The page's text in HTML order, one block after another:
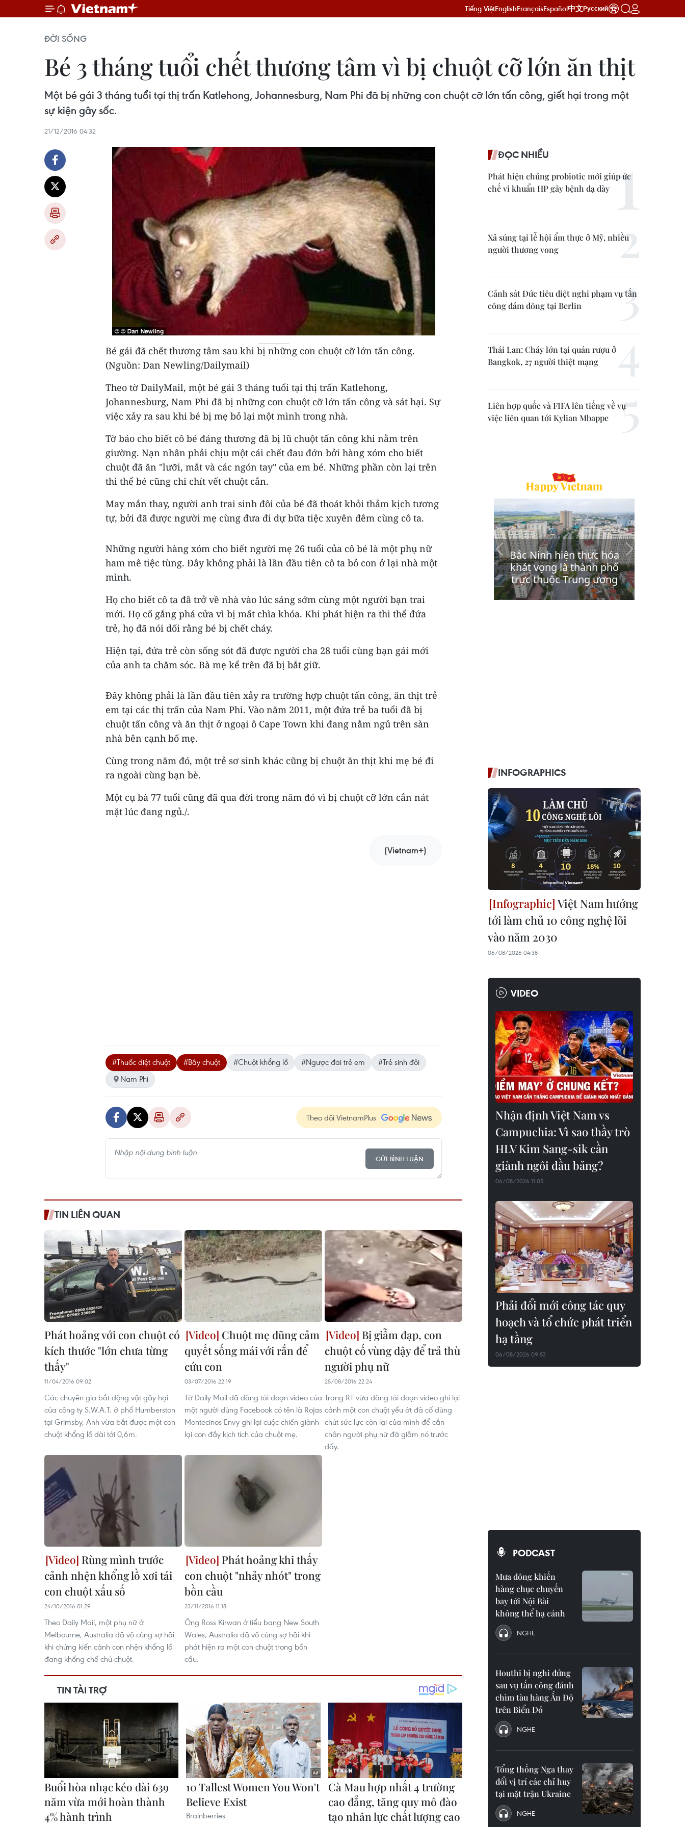
Tiếng ViệtEnglishFrançaisEspañol中文Русский
ĐỜI SỐNG
Bé 3 tháng tuổi chết thương tâm vì bị chuột cỡ lớn ăn thịt
Một bé gái 3 tháng tuổi tại thị trấn Katlehong, Johannesburg, Nam Phi đã bị những con chuột cỡ lớn tấn công, giết hại trong một
sự kiện gây sốc.
21/12/2016 04:32
Bé gái đã chết thương tâm sau khi bị những con chuột cỡ lớn tấn công.
(Nguồn: Dan Newling/Dailymail)
Theo tờ DailyMail, một bé gái 3 tháng tuổi tại thị trấn Katlehong,
Johannesburg, Nam Phi đã bị những con chuột cỡ lớn tấn công và sát hại. Sự
việc xảy ra sau khi bé bị mẹ bỏ lại một mình​ trong nhà.
Tờ báo cho biết cô bé đáng thương đã bị lũ chuột tấn công khi nằm trên
giường. Nạn nhân phải chịu một cái chết đau đớn bởi hàng xóm cho biết
chuột đã ăn "lưỡi, mắt và các ngón tay" của em bé. Những phần còn lại trên
thi thể bé cũng chi chít vết chuột cắn.
May mắn thay, người anh trai sinh đôi của bé đã thoát khỏi thảm kịch tương
tự, bởi đã được người mẹ cùng đưa đi dự bữa tiệc xuyên đêm cùng cô ta.
Những người hàng xóm cho biết người mẹ 26 tuổi của cô bé là một phụ nữ
ham mê tiệc tùng. Đây không phải là lần đầu tiên cô ta bỏ con ở lại nhà một
mình.
Họ cho biết cô ta đã trở về nhà vào lúc sáng sớm cùng một người bạn trai
mới. Họ cố gắng phá cửa vì bị mất chìa khóa. Khi phát hiện ra thi thể đứa
trẻ, họ đã nói dối rằng bé bị chết cháy.
Hiện tại, đứa trẻ còn sống sót đã được người cha 28 tuổi cùng bạn gái mới
của anh ta chăm sóc. Bà mẹ kể trên đã bị bắt giữ.
Đây không phải là lần đầu tiên xảy ra trường hợp chuột tấn công, ăn thịt trẻ
em tại các thị trấn của Nam Phi. Vào năm 2011, một đứa trẻ ba tuổi đã bị
chuột tấn công và ăn thịt ở ngoại ô Cape Town khi đang nằm ngủ trên sàn
nhà bên cạnh bố mẹ.
Cùng trong năm đó, một trẻ sơ sinh khác cũng bị chuột ăn thịt khi mẹ bé đi
ra ngoài cùng bạn bè.
Một cụ bà 77 tuổi cũng đã qua đời trong năm đó vì bị chuột cỡ lớn cắn nát
mặt lúc đang ngủ./.
(Vietnam+)
#Thuốc diệt chuột #Bẫy chuột #Chuột khổng lồ #Ngược đãi trẻ em
#Trẻ sinh đôi
Nam Phi
Theo dõi VietnamPlus
GỬI BÌNH LUẬN
TIN LIÊN QUAN
Phát hoảng với con chuột có
kích thước "lớn chưa từng
thấy"
11/04/2016 09:02
Các chuyên gia bắt động vật gây hại
của công ty S.W.A.T. ở phố Humberston
tại Grimsby, Anh vừa bắt được một con
chuột khổng lồ dài tới 0,6m.
Chuột mẹ dũng cảm
quyết sống mái với rắn để
cứu con
03/07/2016 22:19
Tờ Daily Mail đã đăng tải đoạn video của
một người dùng Facebook có tên là Rojas
Montecinos Envy ghi lại cuộc chiến giành
lại con đầy kịch tích của chuột mẹ.
Bị giẫm đạp, con
chuột cố vùng dậy để trả thù
người phụ nữ
25/08/2016 22:24
Trang RT vừa đăng tải đoạn video ghi lại
cảnh một con chuột yếu ớt đã cố dùng
chút sức lực còn lại của mình để cắn
chân người phụ nữ đã giẫm nó trước
đấy.
Rùng mình trước
cảnh nhện khổng lồ xơi tái
con chuột xấu số
24/10/2016 01:29
Theo Daily Mail, một phụ nữ ở
Melbourne, Australia đã vô cùng sợ hãi
khi chứng kiến cảnh con nhện khổng lồ
đang khống chế chú chuột.
​Phát hoảng khi thấy
con chuột "nhảy nhót" trong
bồn cầu
23/11/2016 11:18
Ông Ross Kirwan ở tiểu bang New South
Wales, Australia đã vô cùng sợ hãi khi
phát hiện ra một con chuột trong bồn
cầu.
ĐỌC NHIỀU
Phát hiện chủng probiotic mới giúp ức
chế vi khuẩn HP gây bệnh dạ dày
Xả súng tại lễ hội ẩm thực ở Mỹ, nhiều
người thương vong
Cảnh sát Đức tiêu diệt nghi phạm vụ tấn
công đám đông tại Berlin
Thái Lan: Cháy lớn tại quán rượu ở
Bangkok, 27 người thiệt mạng
Liên hợp quốc và FIFA lên tiếng về vụ
việc liên quan tới Kylian Mbappe
INFOGRAPHICS
Việt Nam hướng
tới làm chủ 10 công nghệ lõi
vào năm 2030
06/08/2026 04:38
VIDEO
Nhận định Việt Nam vs
Campuchia: Vì sao thầy trò
HLV Kim Sang-sik cần
giành ngôi đầu bảng?
06/08/2026 11:05
Phải đổi mới công tác quy
hoạch và tổ chức phát triển
hạ tầng
06/08/2026 09:53
PODCAST
Mưa dông khiến
hàng chục chuyến
bay tới Nội Bài
không thể hạ cánh
NGHE
Houthi bị nghi đứng
sau vụ tấn công đánh
chìm tàu hàng Ấn Độ
trên Biển Đỏ
NGHE
Tổng thống Nga thay
đổi vị trí các chỉ huy
tại mặt trận Ukraine
NGHE